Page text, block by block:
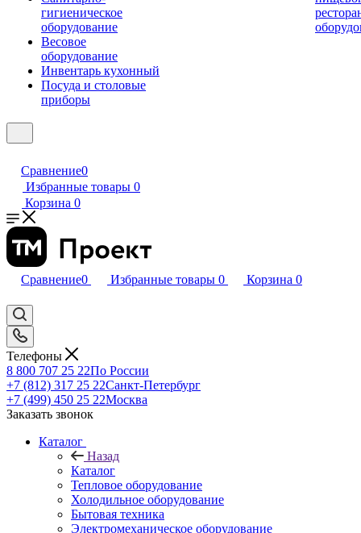
гигиеническое
оборудование
Весовое
оборудование
Инвентарь кухонный
Посуда и столовые
приборы
Сравнение0
Избранные товары 0
Корзина 0
Сравнение0 Избранные товары 0 Корзина 0
Телефоны
8 800 707 25 22По России
+7 (812) 317 25 22Санкт-Петербург
+7 (499) 450 25 22Москва
Заказать звонок
Каталог
Назад
Каталог
Тепловое оборудование
Холодильное оборудование
Бытовая техника
Электромеханическое оборудование